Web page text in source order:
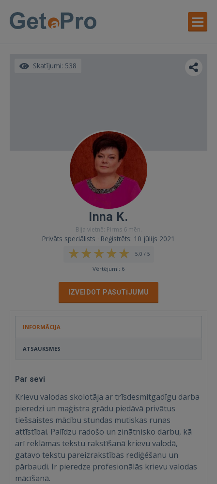
Skatījumi: 538
Inna K.
Bija vietnē: Pirms 6 mēn.
Privāts speciālists · Reģistrēts: 10 jūlijs 2021
5,0 / 5
Vērtējumi: 6
IZVEIDOT PASŪTĪJUMU
INFORMĀCIJA
ATSAUKSMES
Par sevi
Krievu valodas skolotāja ar trīsdesmitgadīgu darba
pieredzi un maģistra grādu piedāvā privātus
tiešsaistes mācību stundas mutiskas runas
attīstībai. Palīdzu radošo un zinātnisko darbu, kā
arī reklāmas tekstu rakstīšanā krievu valodā,
gatavo tekstu pareizrakstības rediģēšanu un
pārbaudi. Ir pieredze profesionālās krievu valodas
mācīšanā.